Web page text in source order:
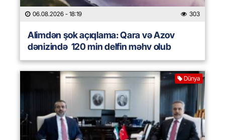
06.08.2026 - 18:19 303
Alimdən şok açıqlama: Qara və Azov
dənizində 120 min delfin məhv olub
Dünya